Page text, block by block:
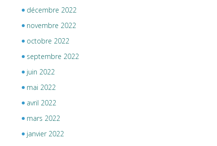
décembre 2022
novembre 2022
octobre 2022
septembre 2022
juin 2022
mai 2022
avril 2022
mars 2022
janvier 2022